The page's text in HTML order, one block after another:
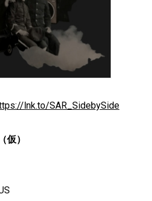
lnk.to/SAR_SidebySide
仮）